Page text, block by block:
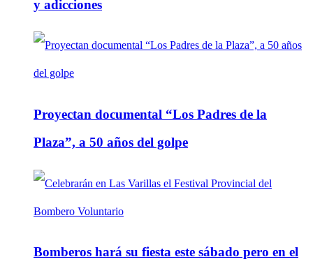
y adicciones
Proyectan documental “Los Padres de la
Plaza”, a 50 años del golpe
Bomberos hará su fiesta este sábado pero en el